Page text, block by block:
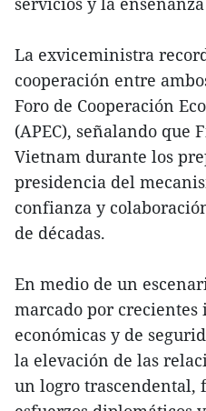
La exviceministra
cooperación entre
Foro de Cooperación
(APEC), señalando que
Vietnam durante los
presidencia del
confianza y
de décadas.
En medio de un
marcado por
económicas y de
la elevación de las
un logro trascendental,